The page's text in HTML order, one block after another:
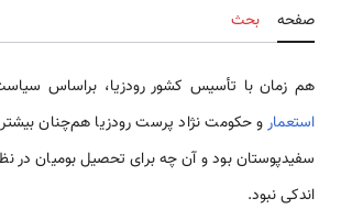
صفحه بحث
هم زمان با تأسیس کشور رودزیا، براساس
استعمارو حکومت نژاد پرست رودزیا هم‌چنان
سفیدپوستان بود و آن چه برای تحصیل بومیان در
اندکی نبود.